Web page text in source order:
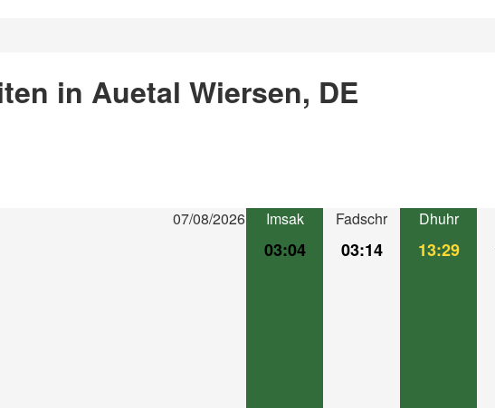
in Auetal Wiersen, DE
07/08/2026 Imsak
03:04
Fadschr
03:14
Dhuhr
13:29